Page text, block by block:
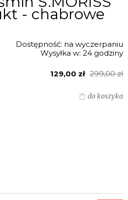
- chabrowe
Dostępność: na wyczerpaniu
Wysyłka w: 24 godziny
129,00 zł 299,00 zł
do koszyka